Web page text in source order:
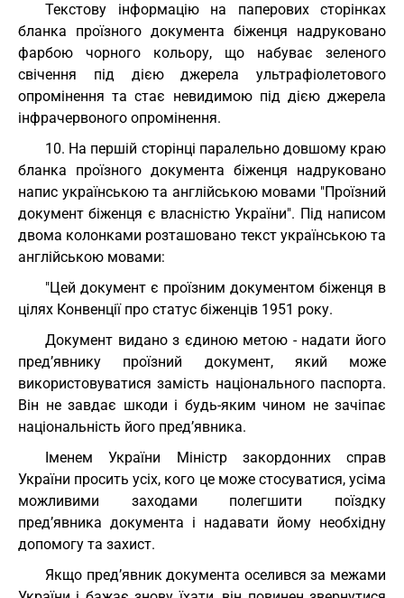
Текстову інформацію на паперових сторінках
бланка проїзного документа біженця надруковано
фарбою чорного кольору, що набуває зеленого
свічення під дією джерела ультрафіолетового
опромінення та стає невидимою під дією джерела
інфрачервоного опромінення.
10. На першій сторінці паралельно довшому краю
бланка проїзного документа біженця надруковано
напис українською та англійською мовами "Проїзний
документ біженця є власністю України". Під написом
двома колонками розташовано текст українською та
англійською мовами:
"Цей документ є проїзним документом біженця в
цілях Конвенції про статус біженців 1951 року.
Документ видано з єдиною метою - надати його
пред’явнику проїзний документ, який може
використовуватися замість національного паспорта.
Він не завдає шкоди і будь-яким чином не зачіпає
національність його пред’явника.
Іменем України Міністр закордонних справ
України просить усіх, кого це може стосуватися, усіма
можливими заходами полегшити поїздку
пред’явника документа і надавати йому необхідну
допомогу та захист.
Якщо пред’явник документа оселився за межами